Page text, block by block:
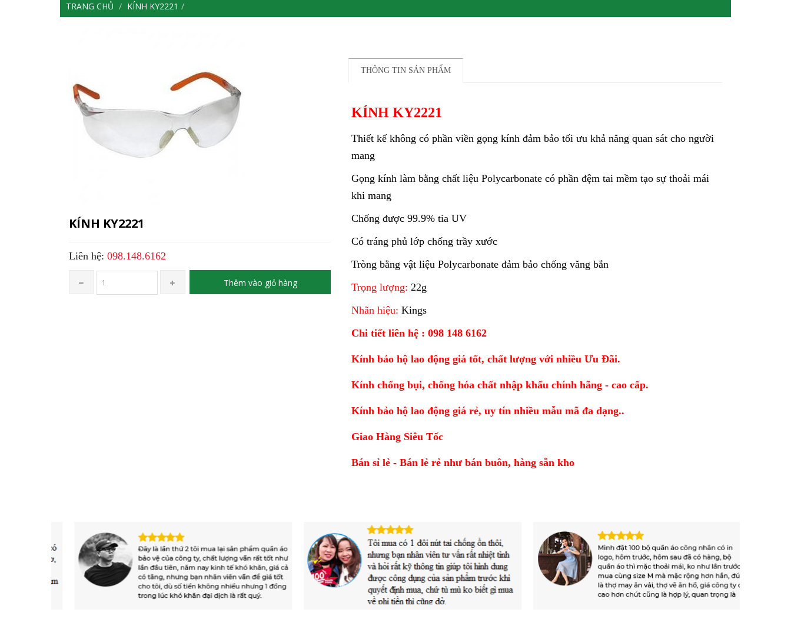
TRANG CHỦ KÍNH KY2221
KÍNH KY2221
Liên hệ: 098.148.6162
Thêm vào giỏ hàng
THÔNG TIN SẢN PHẨM
KÍNH KY2221
Thiết kế không có phần viền gọng kính đảm bảo tối ưu khả năng quan sát cho người
mang
Gọng kính làm bằng chất liệu Polycarbonate có phần đệm tai mềm tạo sự thoải mái
khi mang
Chống được 99.9% tia UV
Có tráng phủ lớp chống trầy xước
Tròng bằng vật liệu Polycarbonate đảm bảo chống văng bắn
Trọng lượng: 22g
Nhãn hiệu: Kings
Chi tiết liên hệ : 098 148 6162
Kính bảo hộ lao động giá tốt, chất lượng với nhiều Ưu Đãi.
Kính chống bụi, chống hóa chất nhập khẩu chính hãng - cao cấp.
Kính bảo hộ lao động giá rẻ, uy tín nhiều mẫu mã đa dạng..
Giao Hàng Siêu Tốc
Bán sỉ lẻ - Bán lẻ rẻ như bán buôn, hàng sẵn kho